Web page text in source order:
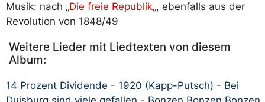
Musik: nach „Die freie Republik„, ebenfalls aus der
Revolution von 1848/49
Weitere Lieder mit Liedtexten von diesem
Album:
14 Prozent Dividende - 1920 (Kapp-Putsch) - Bei